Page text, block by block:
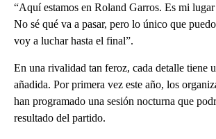
“Aquí estamos en Roland Garros. Es mi
No sé qué va a pasar, pero lo único que
voy a luchar hasta el final”.
En una rivalidad tan feroz, cada detalle tiene
añadida. Por primera vez este año, los
han programado una sesión nocturna que
resultado del partido.